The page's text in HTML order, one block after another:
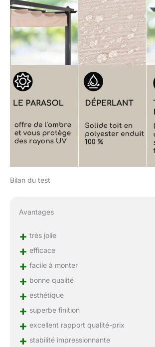
Bilan du test
Avantages
+ très jolie
+ efficace
+ facile à monter
+ bonne qualité
+ esthétique
+ superbe finition
+ excellent rapport qualité-prix
+ stabilité impressionnante